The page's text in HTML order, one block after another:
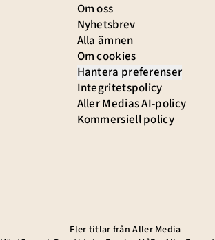
Om oss
Nyhetsbrev
Alla ämnen
Om cookies
Hantera preferenser
Integritetspolicy
Aller Medias AI-policy
Kommersiell policy
Fler titlar från Aller Media